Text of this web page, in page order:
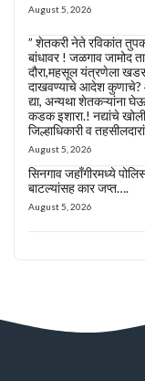
August 5, 2026
” शेतकरी नेते रविकांत
बांधावर ! जळगाव जामोद
दौरा,महसूल यंत्रणेला
दाखवण्याचे आदेश
द्या, अन्यथा शेतकऱ्यांना
कडक इशारा.! नद्यांचे
जिल्हाधिकारी व
August 5, 2026
सिनगाव जहाँगीरमध्ये
बाटल्यांसह कार जप्त….
August 5, 2026